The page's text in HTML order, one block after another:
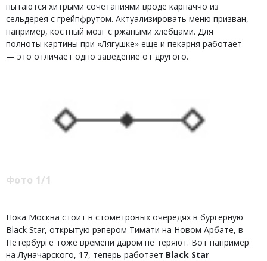
пытаются хитрыми сочетаниями вроде карпаччо из
сельдерея с грейпфрутом. Актуализировать меню призван,
например, костный мозг с ржаными хлебцами. Для
полноты картины при «Лягушке» еще и пекарня работает
— это отличает одно заведение от другого.
Фото 1/1
Пока Москва стоит в стометровых очередях в бургерную
Black Star, открытую рэпером Тимати на Новом Арбате, в
Петербурге тоже времени даром не теряют. Вот например
на Луначарского, 17, теперь работает Black Star